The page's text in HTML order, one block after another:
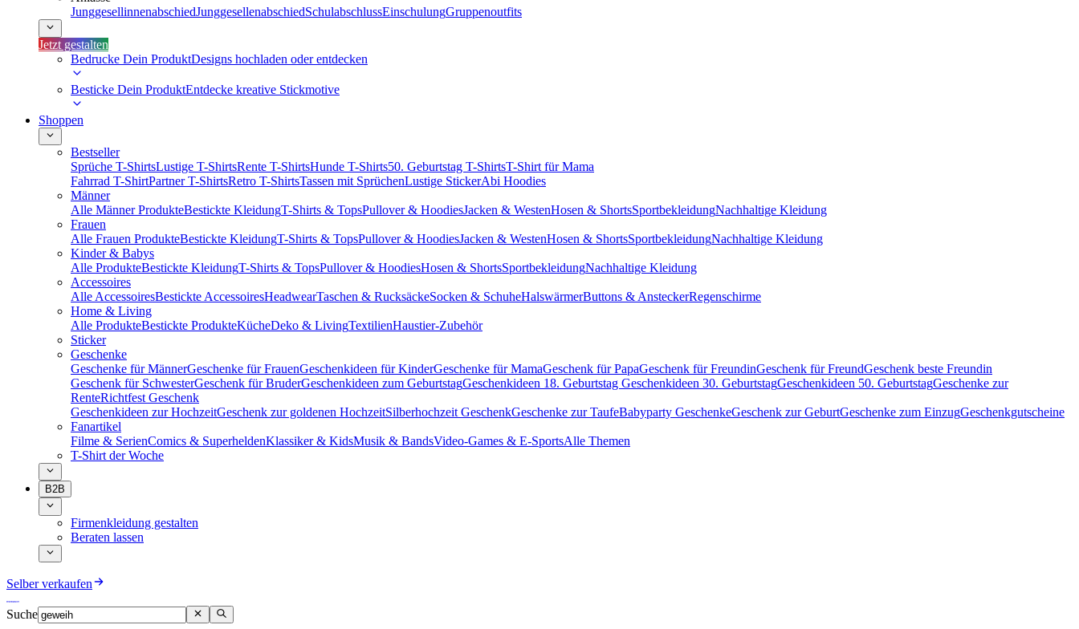
JunggesellinnenabschiedJunggesellenabschiedSchulabschlussEinschulungGruppenoutfits
Jetzt gestalten
Bedrucke Dein ProduktDesigns hochladen oder entdecken
Besticke Dein ProduktEntdecke kreative Stickmotive
Shoppen
Bestseller
Sprüche T-ShirtsLustige T-ShirtsRente T-ShirtsHunde T-Shirts50. Geburtstag T-ShirtsT-Shirt für Mama
Fahrrad T-ShirtPartner T-ShirtsRetro T-ShirtsTassen mit SprüchenLustige StickerAbi Hoodies
Männer
Alle Männer ProdukteBestickte KleidungT-Shirts & TopsPullover & HoodiesJacken & WestenHosen & ShortsSportbekleidungNachhaltige Kleidung
Frauen
Alle Frauen ProdukteBestickte KleidungT-Shirts & TopsPullover & HoodiesJacken & WestenHosen & ShortsSportbekleidungNachhaltige Kleidung
Kinder & Babys
Alle ProdukteBestickte KleidungT-Shirts & TopsPullover & HoodiesHosen & ShortsSportbekleidungNachhaltige Kleidung
Accessoires
Alle AccessoiresBestickte AccessoiresHeadwearTaschen & RucksäckeSocken & SchuheHalswärmerButtons & AnsteckerRegenschirme
Home & Living
Alle ProdukteBestickte ProdukteKücheDeko & LivingTextilienHaustier-Zubehör
Sticker
Geschenke
Geschenke für MännerGeschenke für FrauenGeschenkideen für KinderGeschenke für MamaGeschenk für PapaGeschenk für FreundinGeschenk für FreundGeschenk beste Freundin
Geschenk für SchwesterGeschenk für BruderGeschenkideen zum GeburtstagGeschenkideen 18. Geburtstag Geschenkideen 30. GeburtstagGeschenkideen 50. GeburtstagGeschenke zur
RenteRichtfest Geschenk
Geschenkideen zur HochzeitGeschenk zur goldenen HochzeitSilberhochzeit GeschenkGeschenke zur TaufeBabyparty GeschenkeGeschenk zur GeburtGeschenke zum EinzugGeschenkgutscheine
Fanartikel
Filme & SerienComics & SuperheldenKlassiker & KidsMusik & BandsVideo-Games & E-SportsAlle Themen
T-Shirt der Woche
B2B
Firmenkleidung gestalten
Beraten lassen
Selber verkaufen
Suche